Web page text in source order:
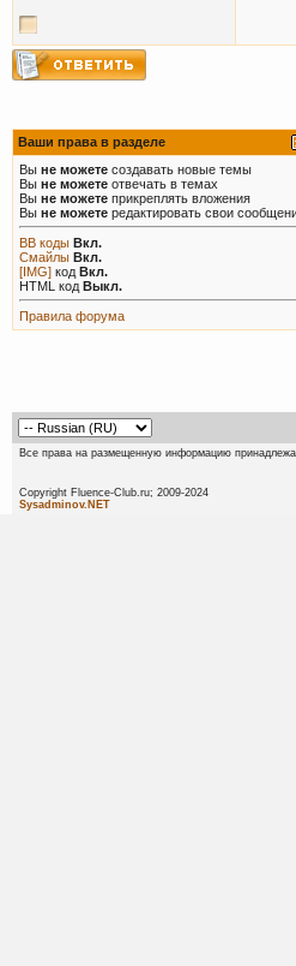
Ваши права в разделе
Вы не можете создавать новые темы
Вы не можете отвечать в темах
Вы не можете прикреплять вложения
Вы не можете редактировать свои
BB коды Вкл.
Смайлы Вкл.
[IMG] код Вкл.
HTML код Выкл.
Правила форума
Все права на размещенную информацию
Copyright
Sysadminov.NET